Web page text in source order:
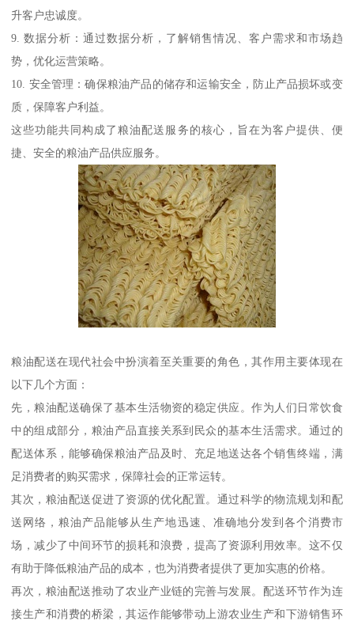
升客户忠诚度。
9. 数据分析：通过数据分析，了解销售情况、客户需求和市场趋
势，优化运营策略。
10. 安全管理：确保粮油产品的储存和运输安全，防止产品损坏或变
质，保障客户利益。
这些功能共同构成了粮油配送服务的核心，旨在为客户提供、便
捷、安全的粮油产品供应服务。
粮油配送在现代社会中扮演着至关重要的角色，其作用主要体现在
以下几个方面：
先，粮油配送确保了基本生活物资的稳定供应。作为人们日常饮食
中的组成部分，粮油产品直接关系到民众的基本生活需求。通过的
配送体系，能够确保粮油产品及时、充足地送达各个销售终端，满
足消费者的购买需求，保障社会的正常运转。
其次，粮油配送促进了资源的优化配置。通过科学的物流规划和配
送网络，粮油产品能够从生产地迅速、准确地分发到各个消费市
场，减少了中间环节的损耗和浪费，提高了资源利用效率。这不仅
有助于降低粮油产品的成本，也为消费者提供了更加实惠的价格。
再次，粮油配送推动了农业产业链的完善与发展。配送环节作为连
接生产和消费的桥梁，其运作能够带动上游农业生产和下游销售环